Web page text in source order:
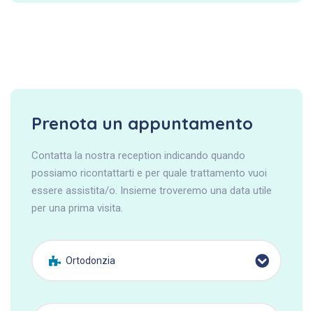
Prenota un appuntamento
Contatta la nostra reception indicando quando
possiamo ricontattarti e per quale trattamento vuoi
essere assistita/o. Insieme troveremo una data utile
per una prima visita.
Ortodonzia